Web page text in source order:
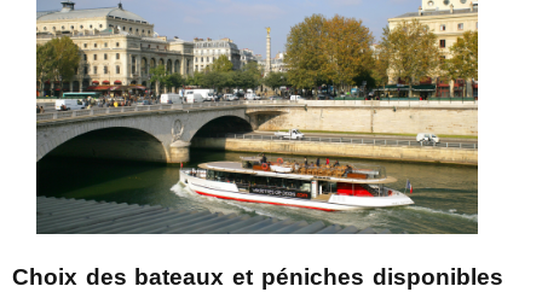
Choix des bateaux et péniches disponibles